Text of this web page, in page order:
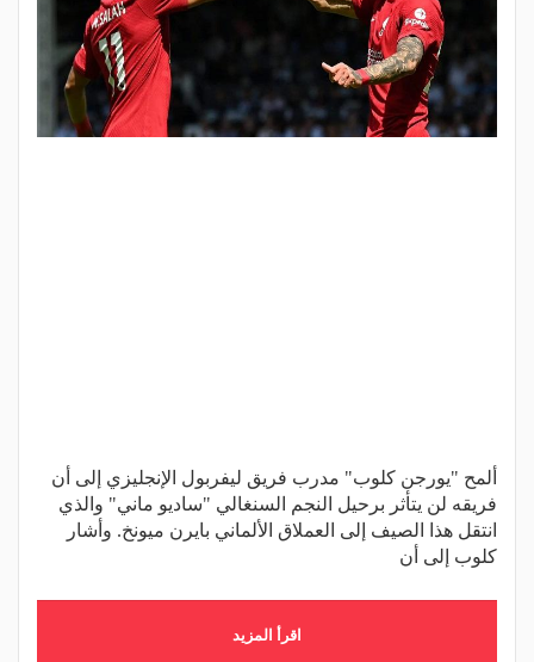
ألمح "يورجن كلوب" مدرب فريق ليفربول الإنجليزي إلى أن
فريقه لن يتأثر برحيل النجم السنغالي "ساديو ماني" والذي
انتقل هذا الصيف إلى العملاق الألماني بايرن ميونخ. وأشار
كلوب إلى أن
اقرأ المزيد